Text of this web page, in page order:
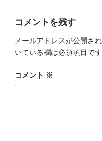
コメントを残す
メールアドレスが公開さ
いている欄は必須項目です
コメント ※